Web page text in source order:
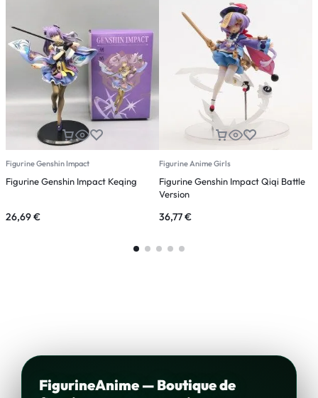
Figurine Genshin Impact
Figurine Genshin Impact Keqing
26,69€
Figurine Anime Girls
Figurine Genshin Impact Qiqi Battle
Version
36,77€
FigurineAnime — Boutique de